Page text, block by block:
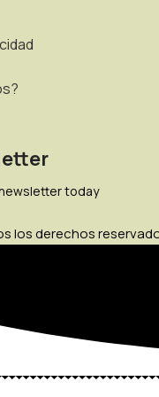
today
los derechos